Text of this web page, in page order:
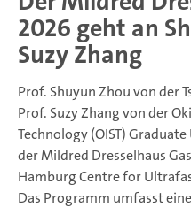
2026 geht an
Suzy Zhang
Prof. Shuyun Zhou von der
Prof. Suzy Zhang von der
Technology (OIST)
der Mildred Dresselhaus
Hamburg Centre for
Das Programm umfasst